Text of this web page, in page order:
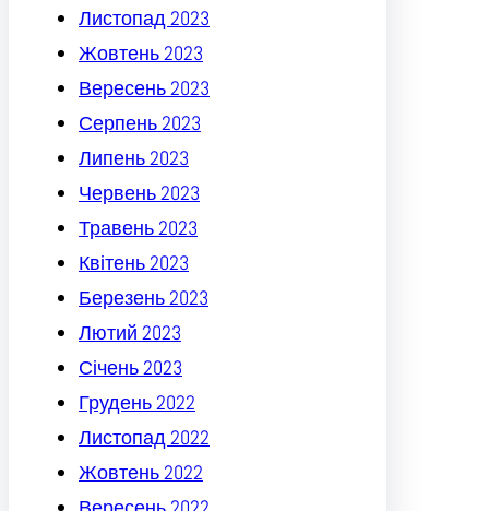
Листопад 2023
Жовтень 2023
Вересень 2023
Серпень 2023
Липень 2023
Червень 2023
Травень 2023
Квітень 2023
Березень 2023
Лютий 2023
Січень 2023
Грудень 2022
Листопад 2022
Жовтень 2022